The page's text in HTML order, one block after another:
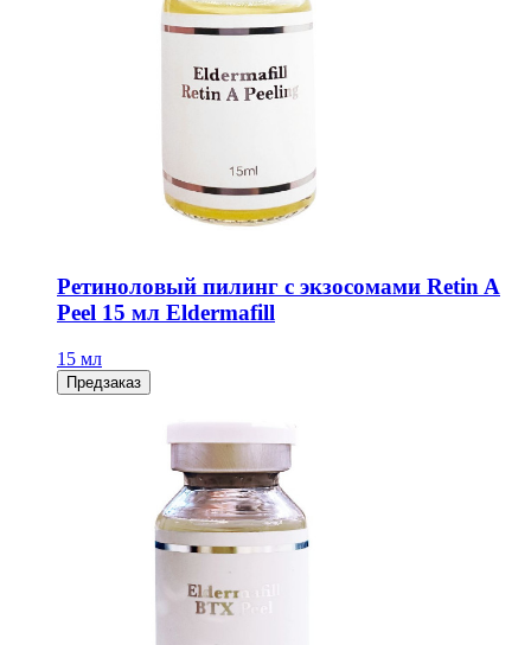
Pетиноловый пилинг с экзосомами Retin A
Peel 15 мл Eldermafill
15 мл
Предзаказ